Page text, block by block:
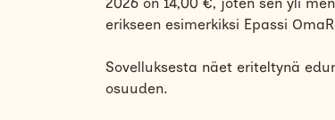
erikseen esimerkiksi Epassi
Sovelluksesta näet eriteltynä
osuuden.